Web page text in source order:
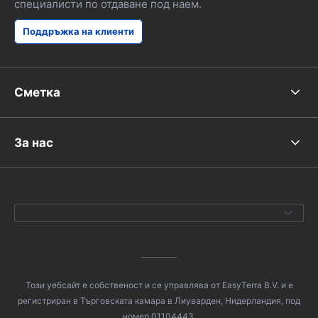
специалисти по отдаване под наем.
Поддръжка на клиенти
Сметка
За нас
Този уебсайт е собственост и се управлява от EasyTerra B.V. и е
регистриран в Търговската камара в Лиуварден, Нидерландия, под